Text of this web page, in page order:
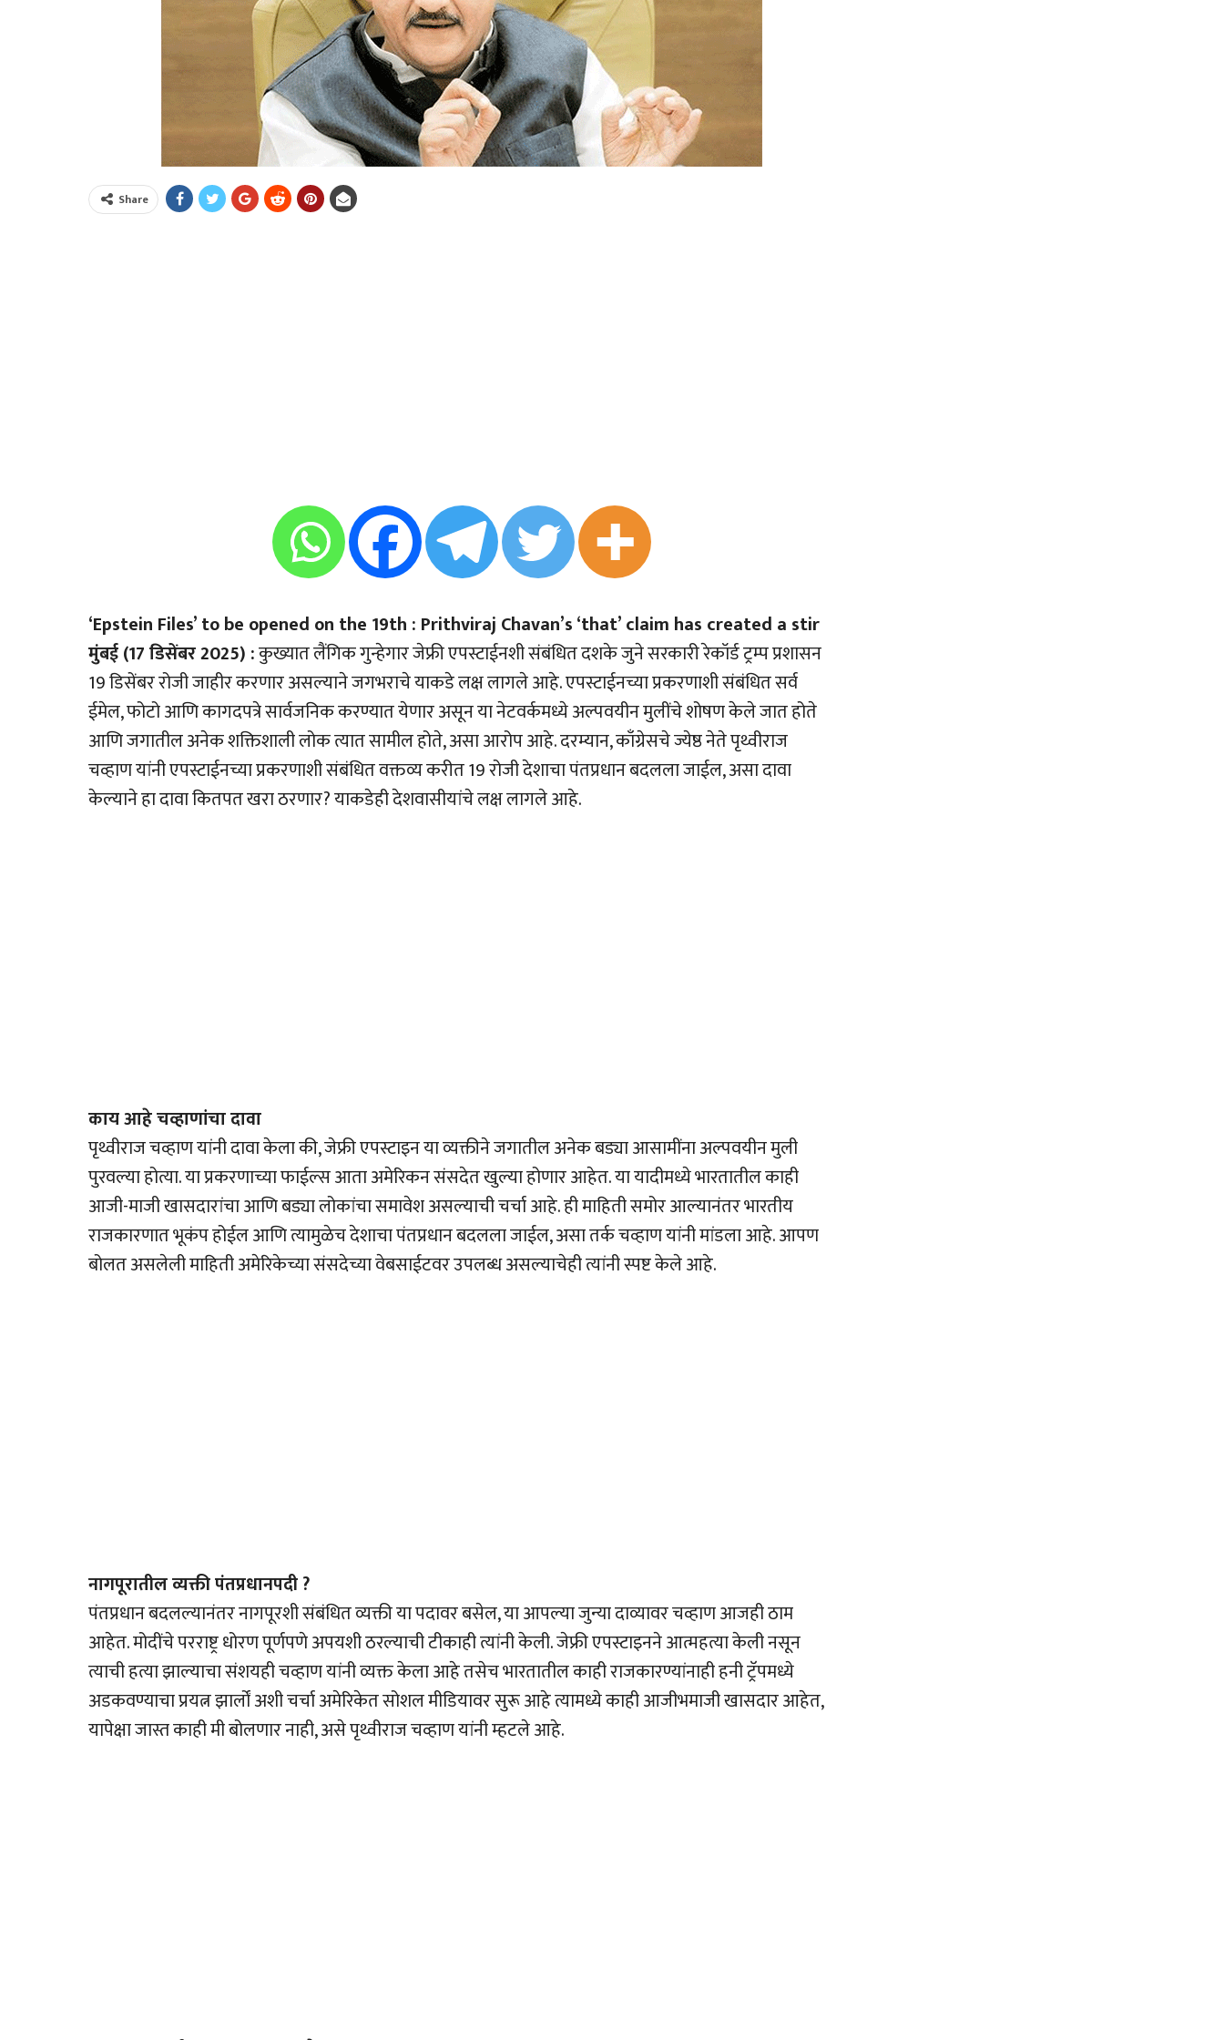
Share
‘Epstein Files’ to be opened on the 19th : Prithviraj Chavan’s ‘that’ claim has created a stir
मुंबई (17 डिसेंबर 2025) :कुख्यात लैंगिक गुन्हेगार जेफ्री एपस्टाईनशी संबंधित दशके जुने सरकारी रेकॉर्ड ट्रम्प प्रशासन
19 डिसेंबर रोजी जाहीर करणार असल्याने जगभराचे याकडे लक्ष लागले आहे. एपस्टाईनच्या प्रकरणाशी संबंधित सर्व
ईमेल, फोटो आणि कागदपत्रे सार्वजनिक करण्यात येणार असून या नेटवर्कमध्ये अल्पवयीन मुलींचे शोषण केले जात होते
आणि जगातील अनेक शक्तिशाली लोक त्यात सामील होते, असा आरोप आहे. दरम्यान, काँग्रेसचे ज्येष्ठ नेते पृथ्वीराज
चव्हाण यांनी एपस्टाईनच्या प्रकरणाशी संबंधित वक्तव्य करीत 19 रोजी देशाचा पंतप्रधान बदलला जाईल, असा दावा
केल्याने हा दावा कितपत खरा ठरणार? याकडेही देशवासीयांचे लक्ष लागले आहे.
काय आहे चव्हाणांचा दावा
पृथ्वीराज चव्हाण यांनी दावा केला की, जेफ्री एपस्टाइन या व्यक्तीने जगातील अनेक बड्या आसामींना अल्पवयीन मुली
पुरवल्या होत्या. या प्रकरणाच्या फाईल्स आता अमेरिकन संसदेत खुल्या होणार आहेत. या यादीमध्ये भारतातील काही
आजी-माजी खासदारांचा आणि बड्या लोकांचा समावेश असल्याची चर्चा आहे. ही माहिती समोर आल्यानंतर भारतीय
राजकारणात भूकंप होईल आणि त्यामुळेच देशाचा पंतप्रधान बदलला जाईल, असा तर्क चव्हाण यांनी मांडला आहे. आपण
बोलत असलेली माहिती अमेरिकेच्या संसदेच्या वेबसाईटवर उपलब्ध असल्याचेही त्यांनी स्पष्ट केले आहे.
नागपूरातील व्यक्ती पंतप्रधानपदी ?
पंतप्रधान बदलल्यानंतर नागपूरशी संबंधित व्यक्ती या पदावर बसेल, या आपल्या जुन्या दाव्यावर चव्हाण आजही ठाम
आहेत. मोदींचे परराष्ट्र धोरण पूर्णपणे अपयशी ठरल्याची टीकाही त्यांनी केली. जेफ्री एपस्टाइनने आत्महत्या केली नसून
त्याची हत्या झाल्याचा संशयही चव्हाण यांनी व्यक्त केला आहे तसेच भारतातील काही राजकारण्यांनाही हनी ट्रॅपमध्ये
अडकवण्याचा प्रयत्न झार्लों अशी चर्चा अमेरिकेत सोशल मीडियावर सुरू आहे त्यामध्ये काही आजीभमाजी खासदार आहेत,
यापेक्षा जास्त काही मी बोलणार नाही, असे पृथ्वीराज चव्हाण यांनी म्हटले आहे.